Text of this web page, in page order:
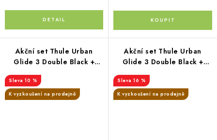
Akční set Thule Urban
Glide 3 Double Black +
10 %
K vyzkoušení na prodejně
Akční set Thule Urban
Glide 3 Double Black +
16 %
K vyzkoušení na prodejně